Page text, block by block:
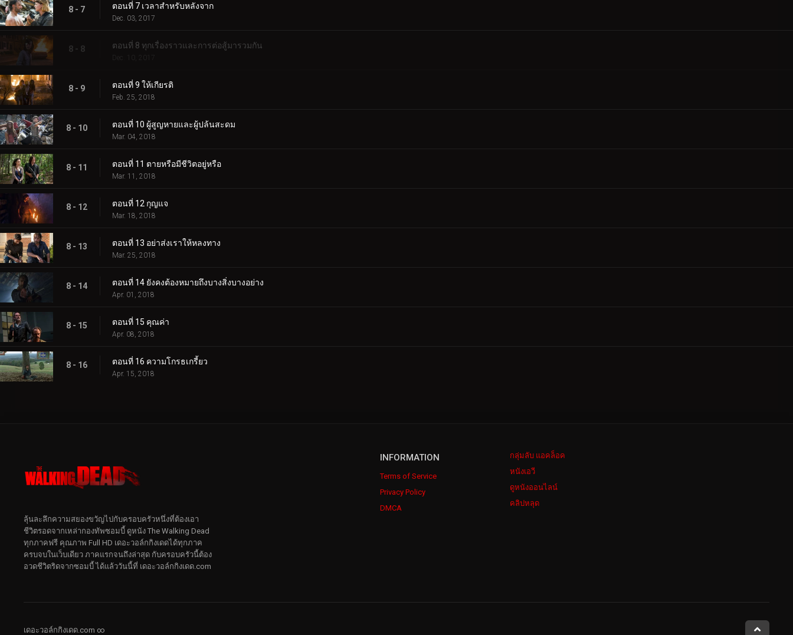
8 - 7 ตอนที่ 7 เวลาสำหรับหลังจาก
Dec. 03, 2017
8 - 8 ตอนที่ 8 ทุกเรื่องราวและการต่อสู้มารวมกัน
Dec. 10, 2017
8 - 9 ตอนที่ 9 ให้เกียรติ
Feb. 25, 2018
8 - 10 ตอนที่ 10 ผู้สูญหายและผู้ปล้นสะดม
Mar. 04, 2018
8 - 11 ตอนที่ 11 ตายหรือมีชีวิตอยู่หรือ
Mar. 11, 2018
8 - 12 ตอนที่ 12 กุญแจ
Mar. 18, 2018
8 - 13 ตอนที่ 13 อย่าส่งเราให้หลงทาง
Mar. 25, 2018
8 - 14 ตอนที่ 14 ยังคงต้องหมายถึงบางสิ่งบางอย่าง
Apr. 01, 2018
8 - 15 ตอนที่ 15 คุณค่า
Apr. 08, 2018
8 - 16 ตอนที่ 16 ความโกรธเกรี้ยว
Apr. 15, 2018
INFORMATION
Terms of Service
Privacy Policy
DMCA
กลุ่มลับ แอคล็อค
หนังเอวี
ดูหนังออนไลน์
คลิปหลุด
ลุ้นละลึกความสยองขวัญไปกับครอบครัวหนึ่งที่ต้องเอา
ชีวิตรอดจากเหล่ากองทัพซอมบี้ ดูหนัง The Walking Dead
ทุกภาคฟรี คุณภาพ Full HD เดอะวอล์กกิงเดดได้ทุกภาค
ครบจบในเว็บเดียว ภาคแรกจนถึงล่าสุด กับครอบครัวนี้ต้อง
อวดชีวิตริดจากซอมบี้ ได้แล้ววันนี้ที่ เดอะวอล์กกิงเดด.com
เดอะวอล์กกิงเดด.com ∞